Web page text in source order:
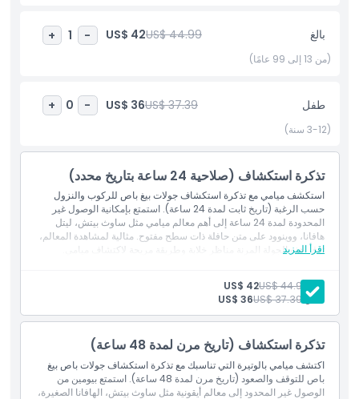
بالحافلة السياحية الكبيرة بنظام اصعد وانزل اليوم واختبر المدينة الساحرة
براحة وأسلوب.
سياسة الأطفال والبالغين
الاستثناءات
ساعات العمل
ما يجب معرفته
الموقع
بالغ US$ 44.99
US$ 42
-
1
+
(من 13 إلى 99 عامًا)
طفل US$ 37.39
US$ 36
-
0
+
(3-12 سنة)
تذكرة استكشاف (صلاحية 24 ساعة بتاريخ محدد)
استكشف ميامي مع تذكرة استكشاف جولات بيغ باص للركوب والنزول
حسب الرغبة (تاريخ ثابت لمدة 24 ساعة). استمتع بإمكانية الوصول غير
المحدودة لمدة 24 ساعة إلى أهم معالم ميامي مثل ساوث بيتش، ليتل
هافانا، ووينوود على متن حافلة ذات سطح مفتوح. مثالية لمشاهدة المعالم،
توفر هذه الجولة المرنة مناظر خلابة وطريقة مريحة لاكتشاف ميامي.
اقرأ المزيد
تذكرة حافلة للركوب والنزول
دليل صوتي رقمي (تنزيل على الهاتف)
بطاقة مرور للحافلة بنظام الركوب والنزول لمدة 24 ساعة.
بالغ: US$ 44.99
US$ 42
طفل: US$ 37.39
US$ 36
تذكرة استكشاف (تاريخ مرن لمدة 48 ساعة)
اكتشف ميامي بالوتيرة التي تناسبك مع تذكرة استكشاف جولات باص بيغ
باص للتوقف والصعود (تاريخ مرن لمدة 48 ساعة). استمتع بيومين من
الوصول غير المحدود إلى معالم أيقونية مثل ساوث بيتش، الهافانا الصغيرة،